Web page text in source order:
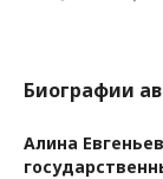
Биографии
Алина